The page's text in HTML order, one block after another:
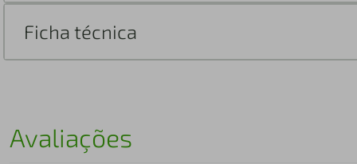
Ficha técnica
Avaliações